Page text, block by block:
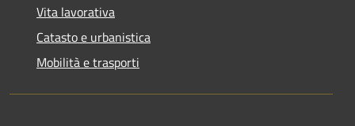
Vita lavorativa
Catasto e urbanistica
Mobilità e trasporti